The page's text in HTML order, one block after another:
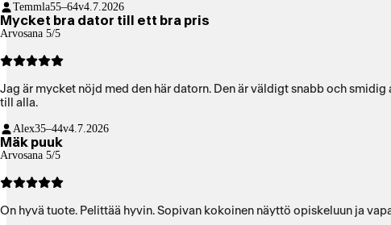
Temmla55–64v4.7.2026
Mycket bra dator till ett bra pris
Arvosana 5/5
Jag är mycket nöjd med den här datorn. Den är väldigt snabb och
till alla.
Alex35–44v4.7.2026
Mäk puuk
Arvosana 5/5
On hyvä tuote. Pelittää hyvin. Sopivan kokoinen näyttö opiskeluun ja